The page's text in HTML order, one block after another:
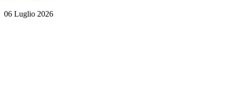
06 Luglio 2026